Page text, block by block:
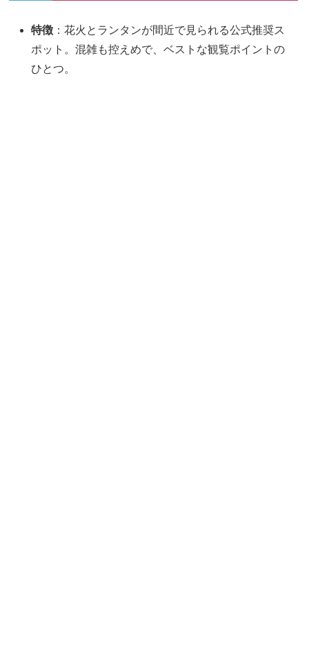
特徴 ：花火とランタンが間近で見られる公式推奨ス
ポット。混雑も控えめで、ベストな観覧ポイントの
ひとつ。